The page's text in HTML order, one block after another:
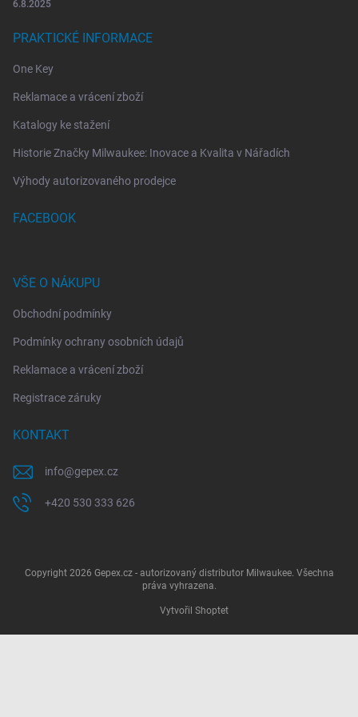
6.8.2025
PRAKTICKÉ INFORMACE
One Key
Reklamace a vrácení zboží
Katalogy ke stažení
Historie Značky Milwaukee: Inovace a Kvalita v Nářadích
Výhody autorizovaného prodejce
FACEBOOK
VŠE O NÁKUPU
Obchodní podmínky
Podmínky ochrany osobních údajů
Reklamace a vrácení zboží
Registrace záruky
KONTAKT
info@gepex.cz
+420 530 333 626
Vytvořil Shoptet
Copyright 2026 Gepex.cz - autorizovaný distributor Milwaukee. Všechna
práva vyhrazena.